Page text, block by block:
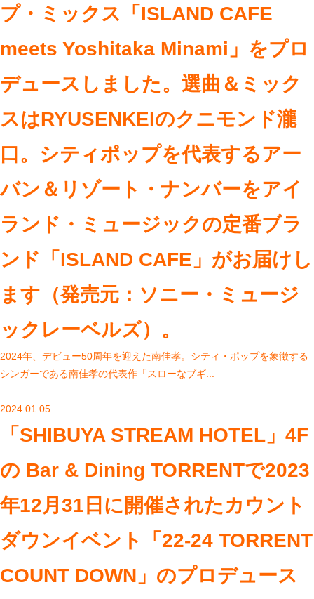
プ・ミックス「ISLAND CAFE
meets Yoshitaka Minami」をプロ
デュースしました。選曲＆ミック
スはRYUSENKEIのクニモンド瀧
口。シティポップを代表するアー
バン＆リゾート・ナンバーをアイ
ランド・ミュージックの定番ブラ
ンド「ISLAND CAFE」がお届けし
ます（発売元：ソニー・ミュージ
ックレーベルズ）。
2024年、デビュー50周年を迎えた南佳孝。シティ・ポップを象徴する
シンガーである南佳孝の代表作「スローなブギ...
2024.01.05
「SHIBUYA STREAM HOTEL」4F
の Bar & Dining TORRENTで2023
年12月31日に開催されたカウント
ダウンイベント「22-24 TORRENT
COUNT DOWN」のプロデュース